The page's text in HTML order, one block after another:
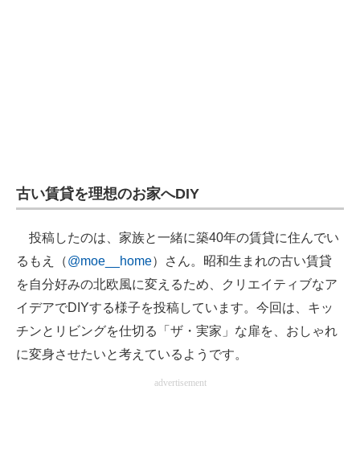
古い賃貸を理想のお家へDIY
投稿したのは、家族と一緒に築40年の賃貸に住んでい
るもえ（@moe__home）さん。昭和生まれの古い賃貸
を自分好みの北欧風に変えるため、クリエイティブなア
イデアでDIYする様子を投稿しています。今回は、キッ
チンとリビングを仕切る「ザ・実家」な扉を、おしゃれ
に変身させたいと考えているようです。
advertisement